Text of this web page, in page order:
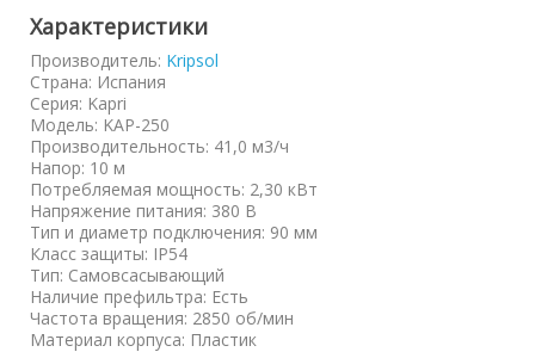
Характеристики
Производитель: Kripsol
Страна: Испания
Серия: Kapri
Модель: KAP-250
Производительность: 41,0 м3/ч
Напор: 10 м
Потребляемая мощность: 2,30 кВт
Напряжение питания: 380 В
Тип и диаметр подключения: 90 мм
Класс защиты: IP54
Тип: Самовсасывающий
Наличие префильтра: Есть
Частота вращения: 2850 об/мин
Материал корпуса: Пластик